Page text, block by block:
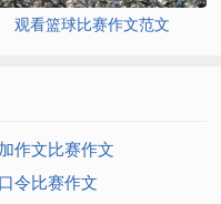
观看篮球比赛作文范文
作文比赛作文
令比赛作文